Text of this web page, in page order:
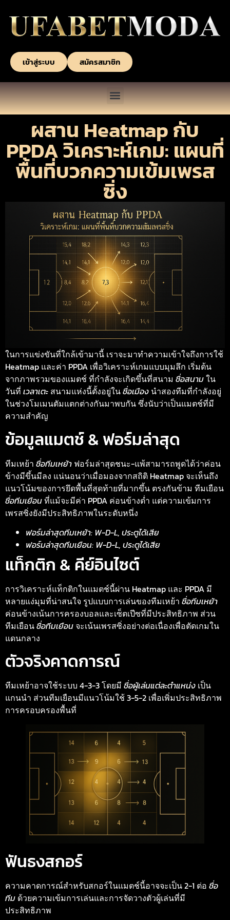
เข้าสู่ระบบ สมัครสมาชิก
ผสาน Heatmap กับ
PPDA วิเคราะห์เกม: แผนที่
พื้นที่บวกความเข้มเพรส
ซิ่ง
ในการแข่งขันที่ใกล้เข้ามานี้ เราจะมาทำความเข้าใจถึงการใช้
Heatmap และค่า PPDA เพื่อวิเคราะห์เกมแบบมุมลึก เริ่มต้น
จากภาพรวมของแมตช์ ที่กำลังจะเกิดขึ้นที่สนาม ชื่อสนามใน
วันที่ เวลาเตะ สนามแห่งนี้ตั้งอยู่ในชื่อเมือง นำสองทีมที่กำลังอยู่
ในช่วงโมเมนตัมแตกต่างกันมาพบกัน ซึ่งนับว่าเป็นแมตช์ที่มี
ความสำคัญ
ข้อมูลแมตช์ & ฟอร์มล่าสุด
ทีมเหย้า ชื่อทีมเหย้า ฟอร์มล่าสุดชนะ-แพ้สามารถพูดได้ว่าค่อน
ข้างมีขึ้นมีลง แน่นอนว่าเมื่อมองจากสถิติ Heatmap จะเห็นถึง
แนวโน้มของการยึดพื้นที่สุดท้ายที่มากขึ้น ตรงกันข้าม ทีมเยือน
ชื่อทีมเยือนที่แม้จะมีค่า PPDA ค่อนข้างต่ำ แต่ความเข้มการ
เพรสซิ่งยังมีประสิทธิภาพในระดับหนึ่ง
ฟอร์มล่าสุดทีมเหย้า: W-D-L, ประตูได้เสีย
ฟอร์มล่าสุดทีมเยือน: W-D-L, ประตูได้เสีย
แท็กติก & คีย์อินไซต์
การวิเคราะห์แท็กติกในแมตช์นี้ผ่าน Heatmap และ PPDA มี
หลายแง่มุมที่น่าสนใจ รูปแบบการเล่นของทีมเหย้า ชื่อทีมเหย้า
ค่อนข้างเน้นการครองบอลและเซ็ตเปีซที่มีประสิทธิภาพ ส่วน
ทีมเยือนชื่อทีมเยือน จะเน้นเพรสซิ่งอย่างต่อเนื่องเพื่อตัดเกมใน
แดนกลาง
ตัวจริงคาดการณ์
ทีมเหย้าอาจใช้ระบบ 4-3-3 โดยมี ชื่อผู้เล่นแต่ละตำแหน่ง เป็น
แกนนำ ส่วนทีมเยือนมีแนวโน้มใช้ 3-5-2 เพื่อเพิ่มประสิทธิภาพ
การครอบครองพื้นที่
ฟันธงสกอร์
ความคาดการณ์สำหรับสกอร์ในแมตช์นี้อาจจะเป็น 2-1 ต่อ ชื่อ
ทีม ด้วยความเข้มการเล่นและการจัดวางตัวผู้เล่นที่มี
ประสิทธิภาพ